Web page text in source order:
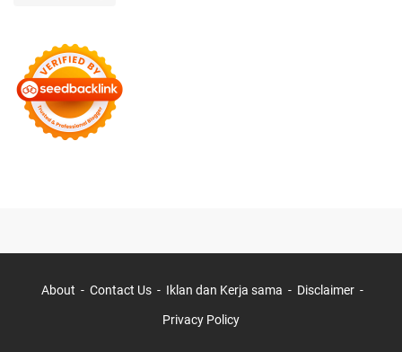
About Contact Us Iklan dan Kerja sama Disclaimer
Privacy Policy